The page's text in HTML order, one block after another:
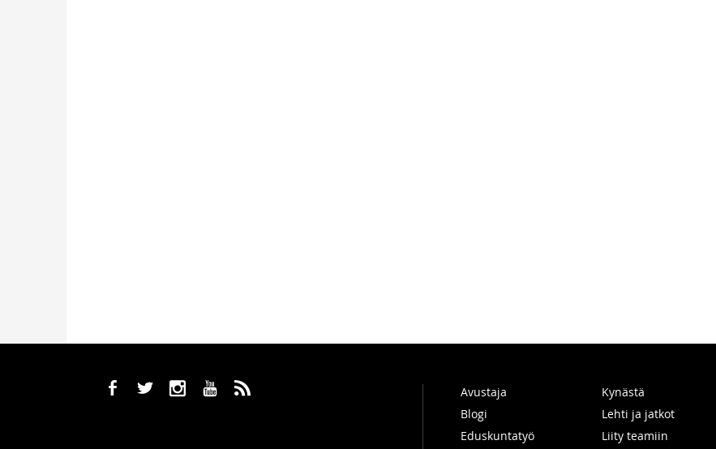
b a x r ,
Avustaja
Blogi
Eduskuntatyö
Kynästä
Lehti ja jatkot
Liity teamiin